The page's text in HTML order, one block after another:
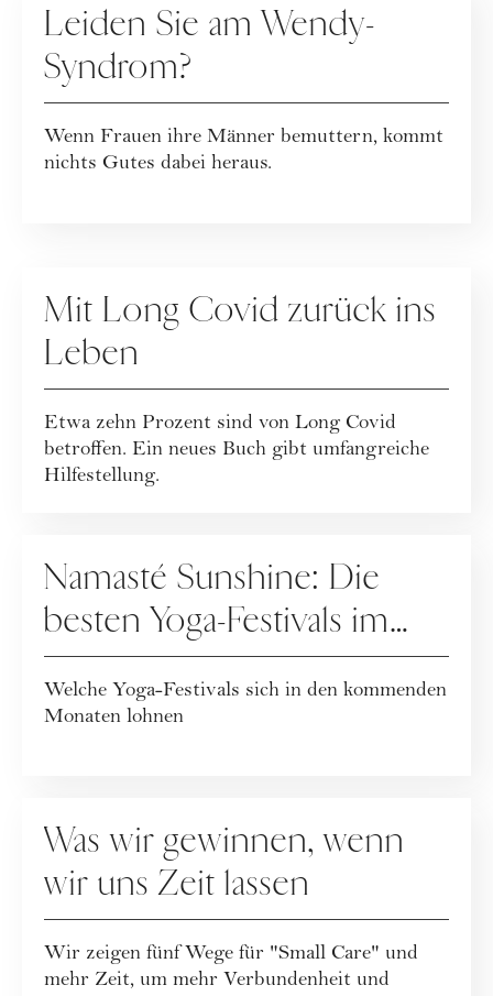
Leiden Sie am Wendy-
Syndrom?
Wenn Frauen ihre Männer bemuttern, kommt
nichts Gutes dabei heraus.
Mit Long Covid zurück ins
Leben
Etwa zehn Prozent sind von Long Covid
betroffen. Ein neues Buch gibt umfangreiche
Hilfestellung.
Namasté Sunshine: Die
besten Yoga-Festivals im
Sommer
Welche Yoga-Festivals sich in den kommenden
Monaten lohnen
Was wir gewinnen, wenn
wir uns Zeit lassen
Wir zeigen fünf Wege für "Small Care" und
mehr Zeit, um mehr Verbundenheit und